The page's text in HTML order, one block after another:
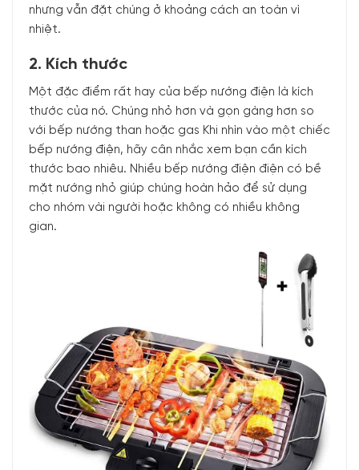
nhưng vẫn đặt chúng ở khoảng cách an toàn vì
nhiệt.
2. Kích thước
Một đặc điểm rất hay của bếp nướng điện là kích
thước của nó. Chúng nhỏ hơn và gọn gàng hơn so
với bếp nướng than hoặc gas Khi nhìn vào một chiếc
bếp nướng điện, hãy cân nhắc xem bạn cần kích
thước bao nhiêu. Nhiều bếp nướng điện điện có bề
mặt nướng nhỏ giúp chúng hoàn hảo để sử dụng
cho nhóm vài người hoặc không có nhiều không
gian.